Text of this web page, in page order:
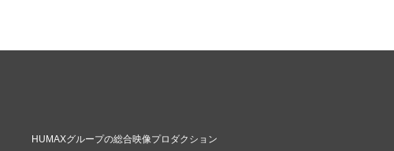
HUMAXグループの総合映像プロダクション